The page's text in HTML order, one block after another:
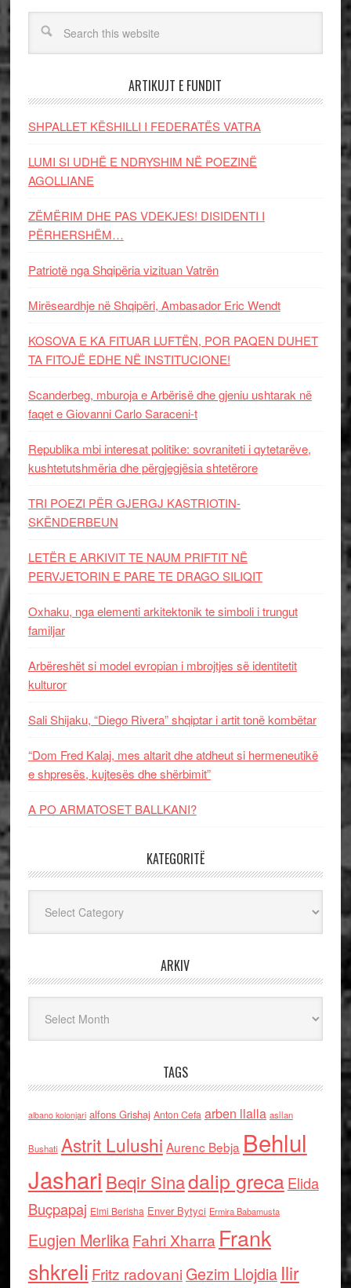
ARTIKUJT E FUNDIT
SHPALLET KËSHILLI I FEDERATËS VATRA
LUMI SI UDHË E NDRYSHIM NË POEZINË
AGOLLIANE
ZËMËRIM DHE PAS VDEKJES! DISIDENTI I
PËRHERSHËM…
Patriotë nga Shqipëria vizituan Vatrën
Mirëseardhje në Shqipëri, Ambasador Eric Wendt
KOSOVA E KA FITUAR LUFTËN, POR PAQEN DUHET
TA FITOJË EDHE NË INSTITUCIONE!
Scanderbeg, mburoja e Arbërisë dhe gjeniu ushtarak në
faqet e Giovanni Carlo Saraceni-t
Republika mbi interesat politike: sovraniteti i qytetarëve,
kushtetutshmëria dhe përgjegjësia shtetërore
TRI POEZI PËR GJERGJ KASTRIOTIN-
SKËNDERBEUN
LETËR E ARKIVIT TE NAUM PRIFTIT NË
PERVJETORIN E PARE TE DRAGO SILIQIT
Oxhaku, nga elementi arkitektonik te simboli i trungut
familjar
Arbëreshët si model evropian i mbrojtjes së identitetit
kulturor
Sali Shijaku, “Diego Rivera” shqiptar i artit tonë kombëtar
“Dom Fred Kalaj, mes altarit dhe atdheut si hermeneutikë
e shpresës, kujtesës dhe shërbimit”
A PO ARMATOSET BALLKANI?
KATEGORITË
ARKIV
TAGS
albano kolonjari alfons Grishaj Anton Cefa arben llalla asllan
Bushati Astrit Lulushi Aurenc Bebja Behlul
Jashari Beqir Sinadalip grecaElida
Buçpapaj Elmi Berisha Enver Bytyci Ermira Babamusta
Eugjen MerlikaFahri Xharra Frank
shkreli Fritz radovaniGezim Llojdia Ilir